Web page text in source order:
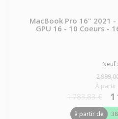
MacBook Pro 16" 2021 -
GPU 16 - 10 Coeurs -
Neuf :
2
À partir
1 783,83 € 1
à partir de